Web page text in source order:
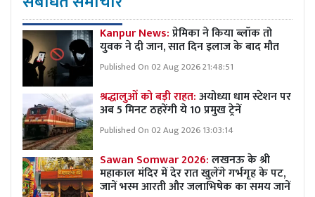
Kanpur News:प्रेमिका ने किया ब्लॉक तो
युवक ने दी जान, सात दिन इलाज के बाद मौत
Published On 02 Aug 2026 21:48:51
श्रद्धालुओं को बड़ी राहत:अयोध्या धाम स्टेशन पर
अब 5 मिनट ठहरेंगी ये 10 प्रमुख ट्रेनें
Published On 02 Aug 2026 13:03:14
Sawan Somwar 2026:लखनऊ के श्री
महाकाल मंदिर में देर रात खुलेंगे गर्भगृह के पट,
जानें भस्म आरती और जलाभिषेक का समय जानें